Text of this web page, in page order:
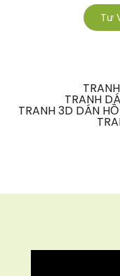
Tư
TRANH
TRANH 3D DÁN